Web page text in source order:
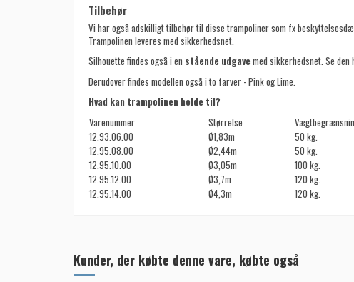
Tilbehør
Vi har også adskilligt tilbehør til disse trampoliner som fx
Trampolinen leveres med sikkerhedsnet.
Silhouette findes også i en stående udgave med sikkerhedsnet. Se den
Derudover findes modellen også i to farver - Pink og Lime.
Hvad kan trampolinen holde til?
Varenummer
Størrelse
12.93.06.00
Ø1,83m
50 kg.
12.95.08.00
Ø2,44m
50 kg.
12.95.10.00
Ø3,05m
100 kg.
12.95.12.00
Ø3,7m
120 kg.
12.95.14.00
Ø4,3m 120 kg.
Kunder, der købte denne vare, købte også